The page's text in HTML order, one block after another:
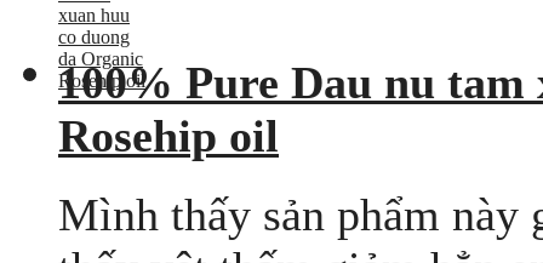
100% Pure Dau nu
Rosehip oil
Mình thấy sản phẩm này